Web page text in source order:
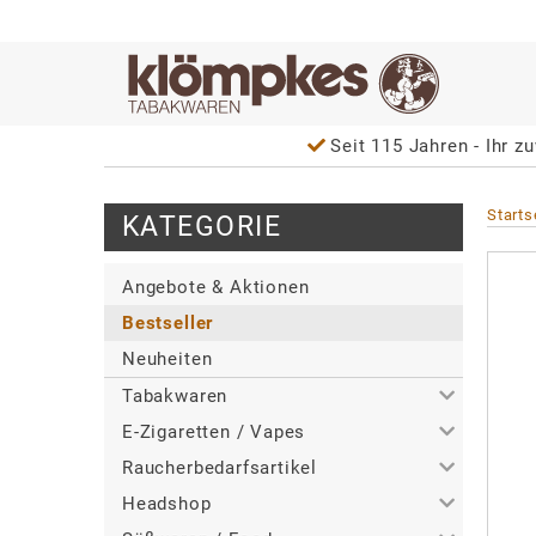
Seit 115 Jahren - Ihr
KATEGORIE
Angebote & Aktionen
Bestseller
Neuheiten
Tabakwaren
>Alle
>Zigaretten
>Zigarren / Zigarillos
E-Zigaretten / Vapes
>Alle
>Tabakerhitzer
Raucherbedarfsartikel
>Alle
Headshop